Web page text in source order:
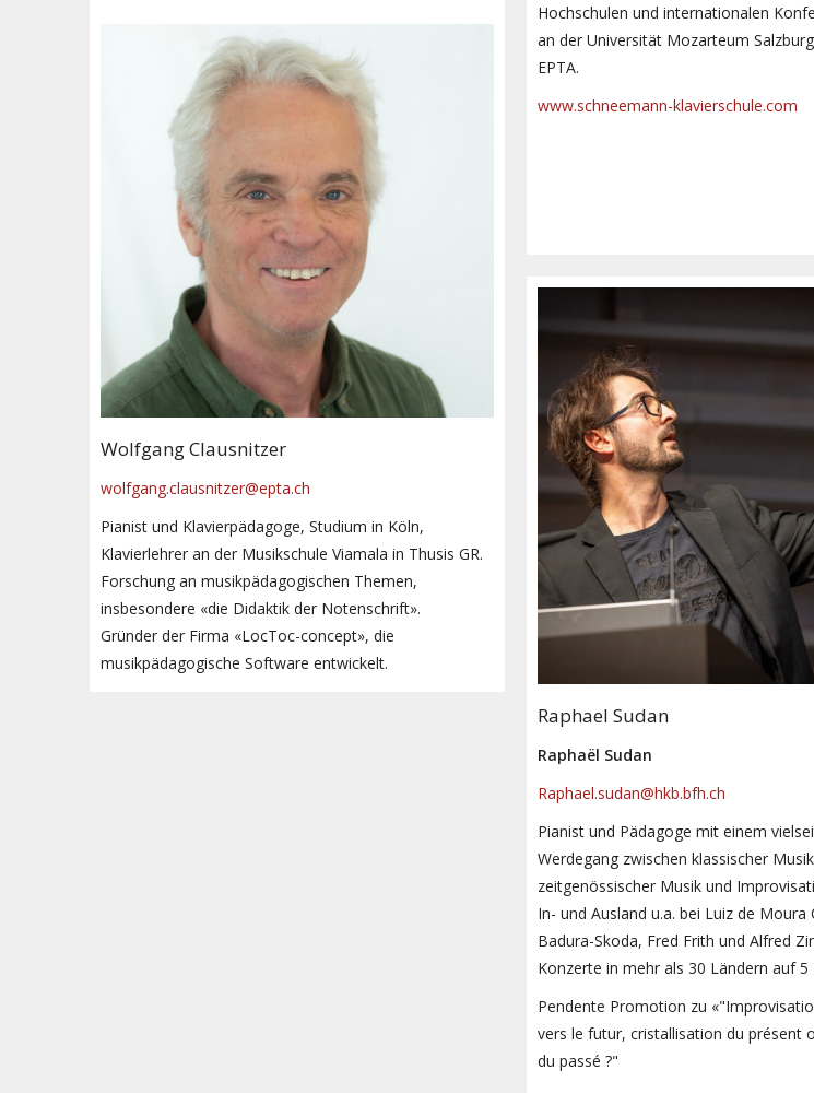
Hochschulen und internationalen
an der Universität Mozarteum
EPTA.
www.schneemann-klavierschule.com
Raphael Sudan
Raphaël Sudan
Raphael.sudan@hkb.bfh.ch
Pianist und Pädagoge mit einem
Werdegang zwischen klassischer
zeitgenössischer Musik und
In- und Ausland u.a. bei Luiz de Moura
Badura-Skoda, Fred Frith und Alfred
Konzerte in mehr als 30 Ländern auf 5
Pendente Promotion zu
vers le futur, cristallisation du présent
du passé ?"
Wolfgang Clausnitzer
wolfgang.clausnitzer@epta.ch
Pianist und Klavierpädagoge, Studium in Köln,
Klavierlehrer an der Musikschule Viamala in Thusis GR.
Forschung an musikpädagogischen Themen,
insbesondere «die Didaktik der Notenschrift».
Gründer der Firma «LocToc-concept», die
musikpädagogische Software entwickelt.